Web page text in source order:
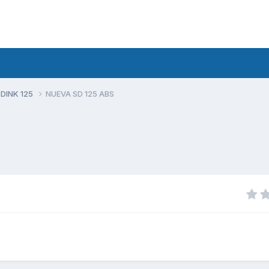
125 NUEVA SD 125 ABS